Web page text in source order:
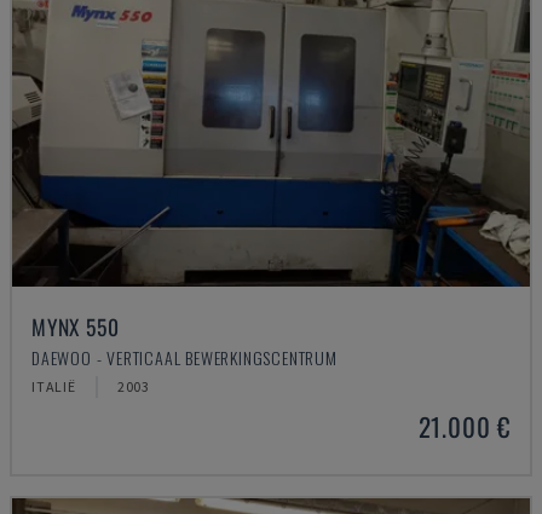
MYNX 550
DAEWOO - VERTICAAL BEWERKINGSCENTRUM
ITALIË 2003
21.000 €